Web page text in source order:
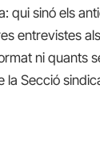
qui sinó els
entrevistes
ni quants
la Secció